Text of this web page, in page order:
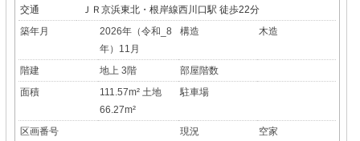
交通
ＪＲ京浜東北・根岸線西川口駅 徒歩22分
築年月
2026年（令和_8
年）11月
構造 木造
階建 地上 3階
部屋階数
面積
111.57m² 土地
66.27m²
駐車場
区画番号 現況
空家